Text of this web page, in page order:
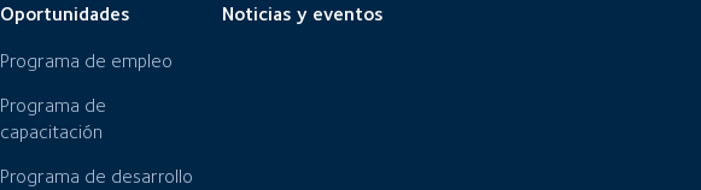
Oportunidades
Programa de empleo
Programa de
capacitación
Programa de desarrollo
Noticias y eventos